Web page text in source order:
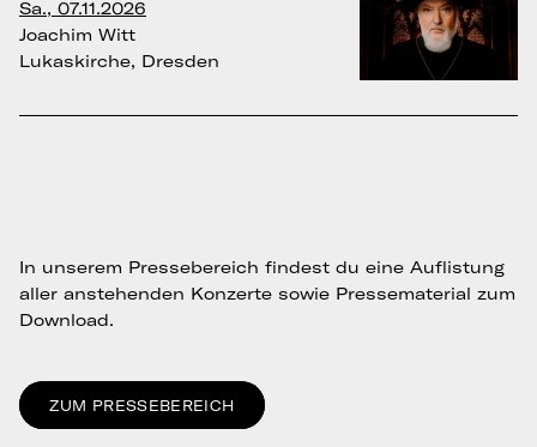
Sa., 07.11.2026
Joachim Witt
Lukaskirche, Dresden
In unserem Pressebereich findest du eine Auflistung
aller anstehenden Konzerte sowie Pressematerial zum
Download.
ZUM PRESSEBEREICH